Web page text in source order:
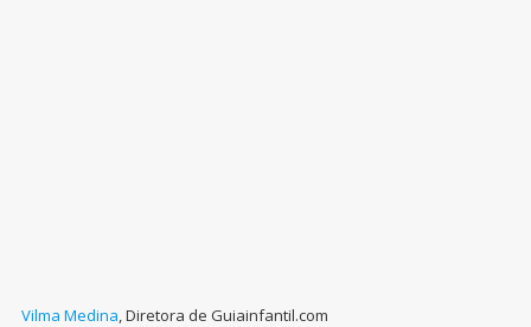
Vilma Medina,Diretora de Guiainfantil.com